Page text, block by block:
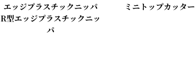
エッジプラスチックニッパ
R型エッジプラスチックニッ
パ
ミニトップカッター